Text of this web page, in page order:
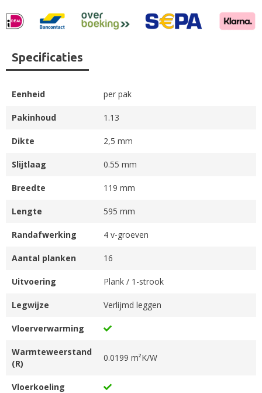
Specificaties
Eenheid per pak
Pakinhoud 1.13
Dikte 2,5 mm
Slijtlaag 0.55 mm
Breedte 119 mm
Lengte 595 mm
Randafwerking 4 v-groeven
Aantal planken 16
Uitvoering Plank / 1-strook
Legwijze Verlijmd leggen
Vloerverwarming
Warmteweerstand
(R)
0.0199 m²K/W
Vloerkoeling